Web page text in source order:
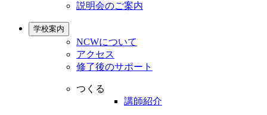
説明会のご案内
学校案内
NCWについて
アクセス
修了後のサポート
つくる
講師紹介